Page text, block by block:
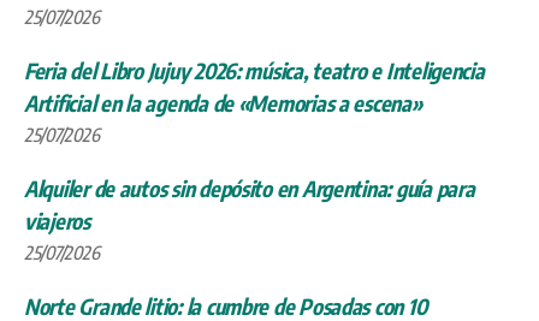
25/07/2026
Feria del Libro Jujuy 2026: música, teatro e Inteligencia
Artificial en la agenda de «Memorias a escena»
25/07/2026
Alquiler de autos sin depósito en Argentina: guía para
viajeros
25/07/2026
Norte Grande litio: la cumbre de Posadas con 10